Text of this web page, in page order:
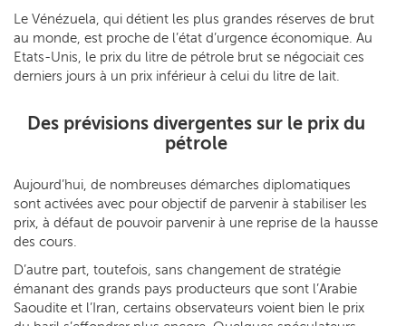
Le Vénézuela, qui détient les plus grandes réserves de brut
au monde, est proche de l’état d’urgence économique. Au
Etats-Unis, le prix du litre de pétrole brut se négociait ces
derniers jours à un prix inférieur à celui du litre de lait.
Des prévisions divergentes sur le prix du
pétrole
Aujourd’hui, de nombreuses démarches diplomatiques
sont activées avec pour objectif de parvenir à stabiliser les
prix, à défaut de pouvoir parvenir à une reprise de la hausse
des cours.
D’autre part, toutefois, sans changement de stratégie
émanant des grands pays producteurs que sont l’Arabie
Saoudite et l’Iran, certains observateurs voient bien le prix